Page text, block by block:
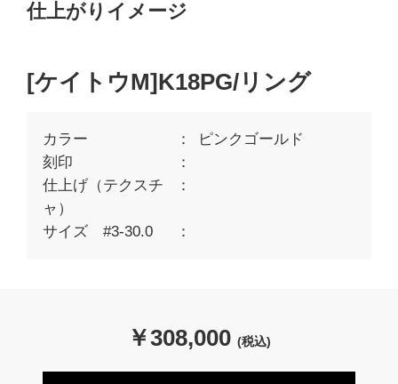
仕上がりイメージ
[ケイトウM]K18PG/リング
カラー
ピンクゴールド
刻印
仕上げ（テクスチ
ャ）
サイズ #3-30.0
￥308,000 (税込)